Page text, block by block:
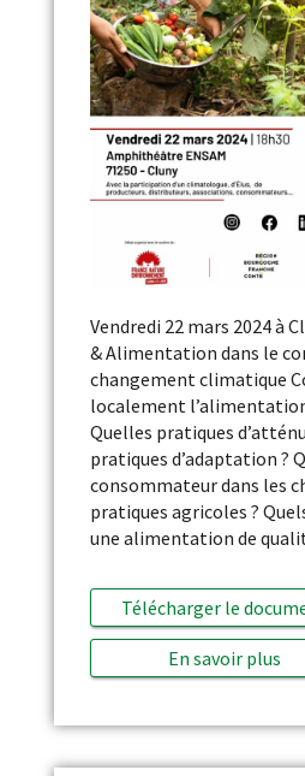
Vendredi 22 mars 2024 à
& Alimentation dans le
changement climatique
localement
Quelles pratiques
pratiques d’adaptation ?
consommateur dans les
pratiques agricoles ?
une alimentation de
Télécharger le
En savoir plus